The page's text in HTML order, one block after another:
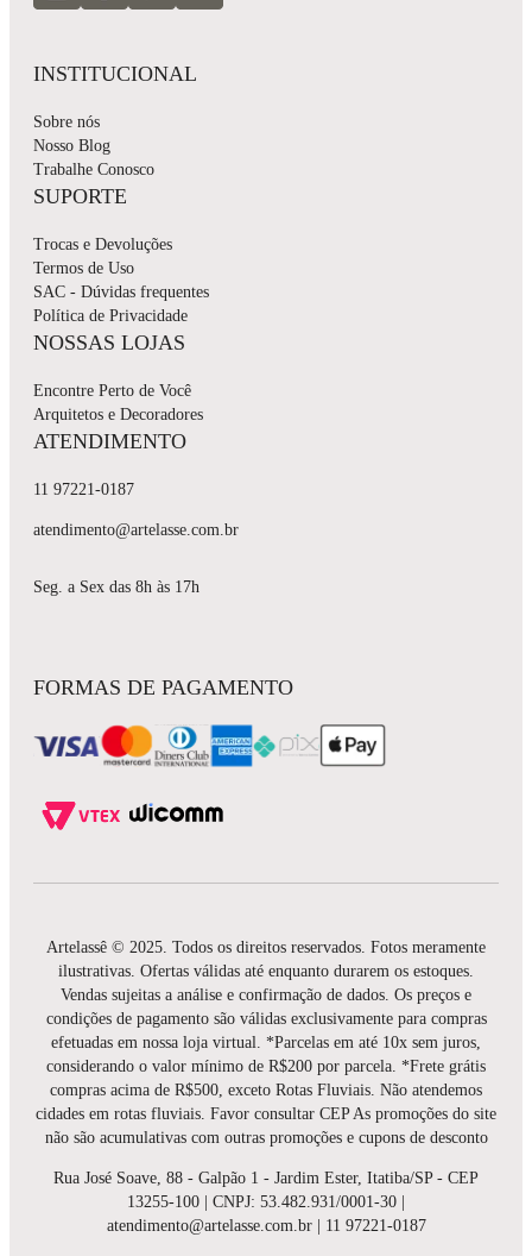
INSTITUCIONAL
Sobre nós
Nosso Blog
Trabalhe Conosco
SUPORTE
Trocas e Devoluções
Termos de Uso
SAC - Dúvidas frequentes
Política de Privacidade
NOSSAS LOJAS
Encontre Perto de Você
Arquitetos e Decoradores
ATENDIMENTO
11 97221-0187
atendimento@artelasse.com.br
Seg. a Sex das 8h às 17h
FORMAS DE PAGAMENTO
Artelassê © 2025. Todos os direitos reservados. Fotos meramente
ilustrativas. Ofertas válidas até enquanto durarem os estoques.
Vendas sujeitas a análise e confirmação de dados. Os preços e
condições de pagamento são válidas exclusivamente para compras
efetuadas em nossa loja virtual. *Parcelas em até 10x sem juros,
considerando o valor mínimo de R$200 por parcela. *Frete grátis
compras acima de R$500, exceto Rotas Fluviais. Não atendemos
cidades em rotas fluviais. Favor consultar CEP As promoções do site
não são acumulativas com outras promoções e cupons de desconto
Rua José Soave, 88 - Galpão 1 - Jardim Ester, Itatiba/SP - CEP
13255-100 | CNPJ: 53.482.931/0001-30 |
atendimento@artelasse.com.br | 11 97221-0187